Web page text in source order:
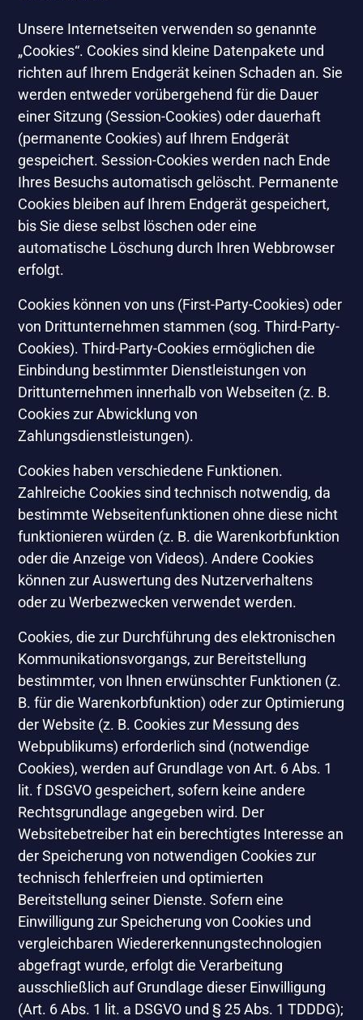
Unsere Internetseiten verwenden so genannte
„Cookies“. Cookies sind kleine Datenpakete und
richten auf Ihrem Endgerät keinen Schaden an. Sie
werden entweder vorübergehend für die Dauer
einer Sitzung (Session-Cookies) oder dauerhaft
(permanente Cookies) auf Ihrem Endgerät
gespeichert. Session-Cookies werden nach Ende
Ihres Besuchs automatisch gelöscht. Permanente
Cookies bleiben auf Ihrem Endgerät gespeichert,
bis Sie diese selbst löschen oder eine
automatische Löschung durch Ihren Webbrowser
erfolgt.
Cookies können von uns (First-Party-Cookies) oder
von Drittunternehmen stammen (sog. Third-Party-
Cookies). Third-Party-Cookies ermöglichen die
Einbindung bestimmter Dienstleistungen von
Drittunternehmen innerhalb von Webseiten (z. B.
Cookies zur Abwicklung von
Zahlungsdienstleistungen).
Cookies haben verschiedene Funktionen.
Zahlreiche Cookies sind technisch notwendig, da
bestimmte Webseitenfunktionen ohne diese nicht
funktionieren würden (z. B. die Warenkorbfunktion
oder die Anzeige von Videos). Andere Cookies
können zur Auswertung des Nutzerverhaltens
oder zu Werbezwecken verwendet werden.
Cookies, die zur Durchführung des elektronischen
Kommunikationsvorgangs, zur Bereitstellung
bestimmter, von Ihnen erwünschter Funktionen (z.
B. für die Warenkorbfunktion) oder zur Optimierung
der Website (z. B. Cookies zur Messung des
Webpublikums) erforderlich sind (notwendige
Cookies), werden auf Grundlage von Art. 6 Abs. 1
lit. f DSGVO gespeichert, sofern keine andere
Rechtsgrundlage angegeben wird. Der
Websitebetreiber hat ein berechtigtes Interesse an
der Speicherung von notwendigen Cookies zur
technisch fehlerfreien und optimierten
Bereitstellung seiner Dienste. Sofern eine
Einwilligung zur Speicherung von Cookies und
vergleichbaren Wiedererkennungstechnologien
abgefragt wurde, erfolgt die Verarbeitung
ausschließlich auf Grundlage dieser Einwilligung
(Art. 6 Abs. 1 lit. a DSGVO und § 25 Abs. 1 TDDDG);